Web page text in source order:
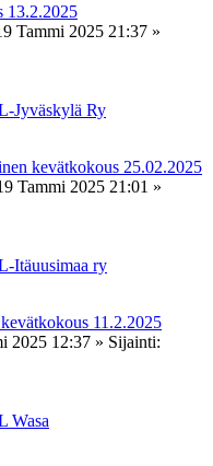
13.2.2025
Tammi 2025 21:37 »
Jyväskylä Ry
kevätkokous 25.02.2025
Tammi 2025 21:01 »
Itäuusimaa ry
11.2.2025
2025 12:37 » Sijainti:
Wasa